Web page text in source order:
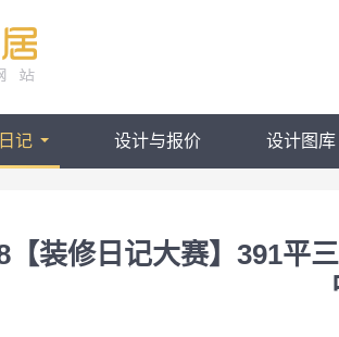
记 设计与报价 设计图库
【装修日记大赛】391平